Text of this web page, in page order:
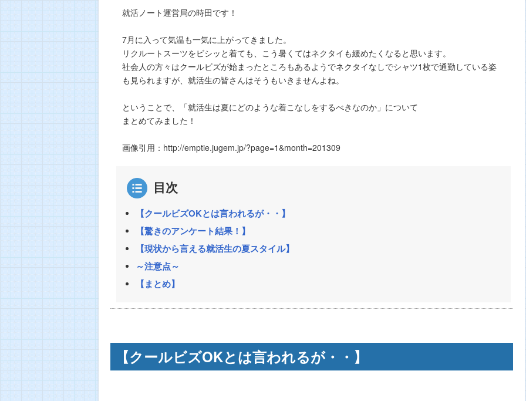
就活ノート運営局の時田です！
7月に入って気温も一気に上がってきました。
リクルートスーツをビシッと着ても、こう暑くてはネクタイも緩めたくなると思います。
社会人の方々はクールビズが始まったところもあるようでネクタイなしでシャツ1枚で通勤している姿
も見られますが、就活生の皆さんはそうもいきませんよね。
ということで、「就活生は夏にどのような着こなしをするべきなのか」について
まとめてみました！
画像引用：http://emptie.jugem.jp/?page=1&month=201309
目次
【クールビズOKとは言われるが・・】
【驚きのアンケート結果！】
【現状から言える就活生の夏スタイル】
～注意点～
【まとめ】
【クールビズOKとは言われるが・・】